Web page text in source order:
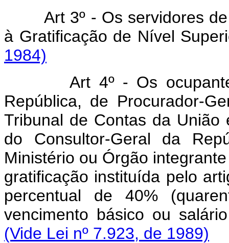
Art 3º - Os servidores de
à Gratificação de Nível
1984)
Art 4º - Os
República, de Procurador-
Tribunal de Contas da
do Consultor-Geral da
Ministério ou Órgão
gratificação instituída pelo
percentual de 40%
vencimento básico ou
(Vide Lei nº 7.923, de 1989)